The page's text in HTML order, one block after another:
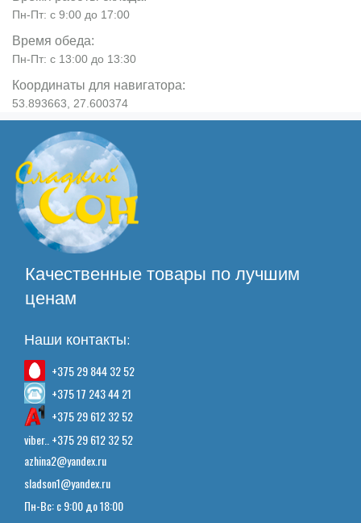
Пн-Пт: с 9:00 до 17:00
Время обеда:
Пн-Пт: с 13:00 до 13:30
Координаты для навигатора:
53.893663, 27.600374
Качественные товары по лучшим
ценам
Наши контакты:
+375 29 844 32 52
+375 17 243 44 21
+375 29 612 32 52
viber.. +375 29 612 32 52
azhina2@yandex.ru
sladson1@yandex.ru
Пн-Вс: с 9:00 до 18:00